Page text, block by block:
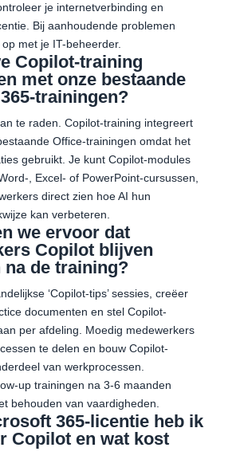
je internetverbinding en
Bij aanhoudende problemen
met je IT-beheerder.
Copilot-training
met onze bestaande
trainingen?
te raden. Copilot-training integreert
Office-trainingen omdat het
gebruikt. Je kunt Copilot-modules
, Excel- of PowerPoint-cursussen,
direct zien hoe AI hun
kan verbeteren.
we ervoor dat
Copilot blijven
na de training?
‘Copilot-tips’ sessies, creëer
documenten en stel Copilot-
per afdeling. Moedig medewerkers
te delen en bouw Copilot-
van werkprocessen.
up trainingen na 3-6 maanden
behouden van vaardigheden.
365-licentie heb ik
Copilot en wat kost